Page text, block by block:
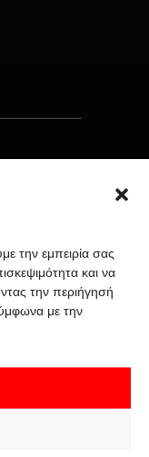
την εμπειρία σας
και να
την περιήγησή
με την
BY